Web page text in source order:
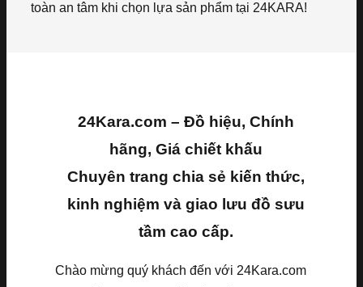
toàn an tâm khi chọn lựa sản phẩm tại 24KARA!
24Kara.com – Đồ hiệu, Chính
hãng, Giá chiết khấu
Chuyên trang chia sẻ kiến thức,
kinh nghiệm và giao lưu đồ sưu
tầm cao cấp.
Chào mừng quý khách đến với 24Kara.com